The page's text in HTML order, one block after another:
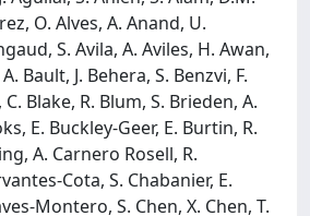
O. Alves, A. Anand, U.
S. Avila, A. Aviles, H. Awan,
Bault, J. Behera, S. Benzvi, F.
Blake, R. Blum, S. Brieden, A.
E. Buckley-Geer, E. Burtin, R.
A. Carnero Rosell, R.
Cota, S. Chabanier, E.
Montero, S. Chen, X. Chen, T.